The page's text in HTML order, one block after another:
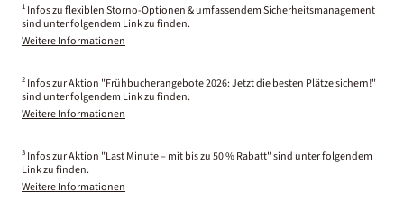
1 Infos zu flexiblen Storno-Optionen & umfassendem Sicherheitsmanagement
sind unter folgendem Link zu finden.
Weitere Informationen
2 Infos zur Aktion "Frühbucherangebote 2026: Jetzt die besten Plätze sichern!"
sind unter folgendem Link zu finden.
Weitere Informationen
3 Infos zur Aktion "Last Minute – mit bis zu 50 % Rabatt" sind unter folgendem
Link zu finden.
Weitere Informationen